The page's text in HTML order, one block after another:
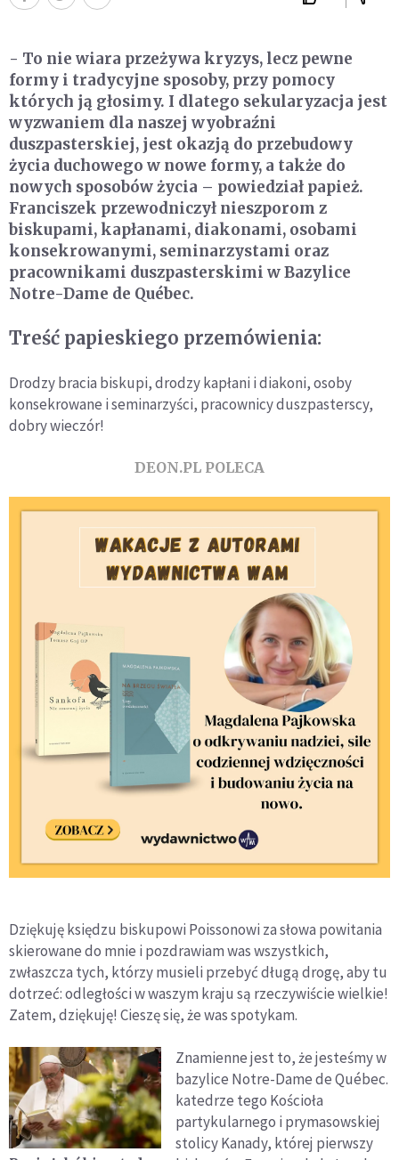
- To nie wiara przeżywa kryzys, lecz pewne
formy i tradycyjne sposoby, przy pomocy
których ją głosimy. I dlatego sekularyzacja jest
wyzwaniem dla naszej wyobraźni
duszpasterskiej, jest okazją do przebudowy
życia duchowego w nowe formy, a także do
nowych sposobów życia – powiedział papież.
Franciszek przewodniczył nieszporom z
biskupami, kapłanami, diakonami, osobami
konsekrowanymi, seminarzystami oraz
pracownikami duszpasterskimi w Bazylice
Notre-Dame de Québec.
Treść papieskiego przemówienia:
Drodzy bracia biskupi, drodzy kapłani i diakoni, osoby
konsekrowane i seminarzyści, pracownicy duszpasterscy,
dobry wieczór!
DEON.PL POLECA
Dziękuję księdzu biskupowi Poissonowi za słowa powitania
skierowane do mnie i pozdrawiam was wszystkich,
zwłaszcza tych, którzy musieli przebyć długą drogę, aby tu
dotrzeć: odległości w waszym kraju są rzeczywiście wielkie!
Zatem, dziękuję! Cieszę się, że was spotykam.
Znamienne jest to, że jesteśmy w
bazylice Notre-Dame de Québec.
katedrze tego Kościoła
partykularnego i prymasowskiej
stolicy Kanady, której pierwszy